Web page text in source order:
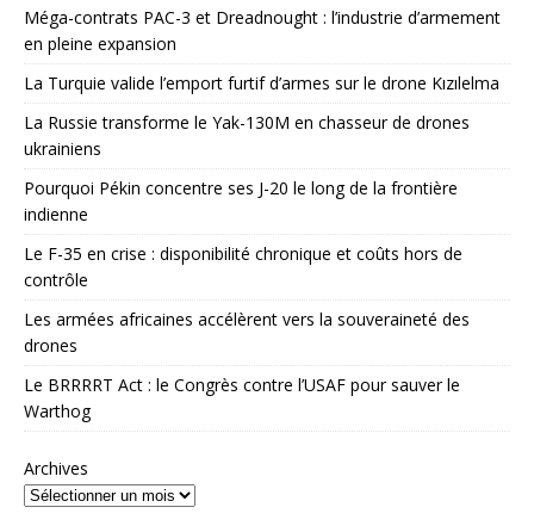
Méga-contrats PAC-3 et Dreadnought : l’industrie d’armement
en pleine expansion
La Turquie valide l’emport furtif d’armes sur le drone Kızılelma
La Russie transforme le Yak-130M en chasseur de drones
ukrainiens
Pourquoi Pékin concentre ses J-20 le long de la frontière
indienne
Le F-35 en crise : disponibilité chronique et coûts hors de
contrôle
Les armées africaines accélèrent vers la souveraineté des
drones
Le BRRRRT Act : le Congrès contre l’USAF pour sauver le
Warthog
Archives